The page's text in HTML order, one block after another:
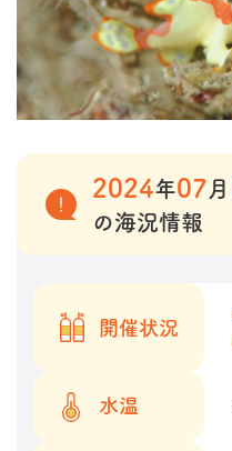
2024年07 月
の海況情報
開催状況
水温